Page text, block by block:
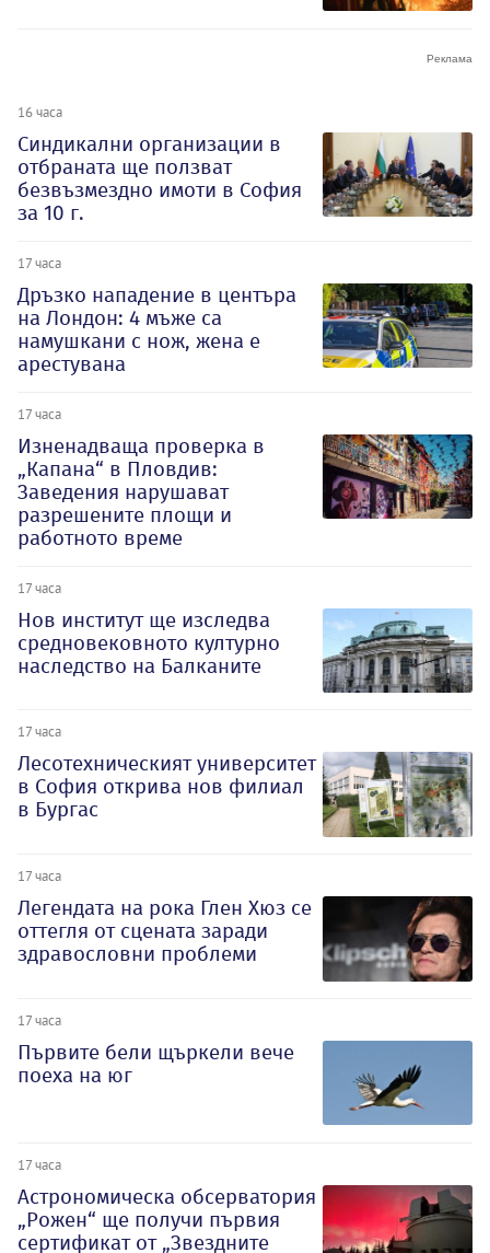
16 часа
Синдикални организации в
отбраната ще ползват
безвъзмездно имоти в София
за 10 г.
17 часа
Дръзко нападение в центъра
на Лондон: 4 мъже са
намушкани с нож, жена е
арестувана
17 часа
Изненадваща проверка в
„Капана“ в Пловдив:
Заведения нарушават
разрешените площи и
работното време
17 часа
Нов институт ще изследва
средновековното културно
наследство на Балканите
17 часа
Лесотехническият университет
в София открива нов филиал
в Бургас
17 часа
Легендата на рока Глен Хюз се
оттегля от сцената заради
здравословни проблеми
17 часа
Първите бели щъркели вече
поеха на юг
17 часа
Астрономическа обсерватория
„Рожен“ ще получи първия
сертификат от „Звездните